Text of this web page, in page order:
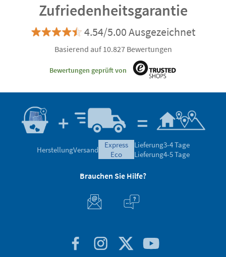
Zufriedenheitsgarantie
4.54/5.00 Ausgezeichnet
Basierend auf 10.827 Bewertungen
Bewertungen geprüft von
HerstellungVersand
express
eco
Lieferung3-4 Tage
Lieferung4-5 Tage
Brauchen Sie Hilfe?